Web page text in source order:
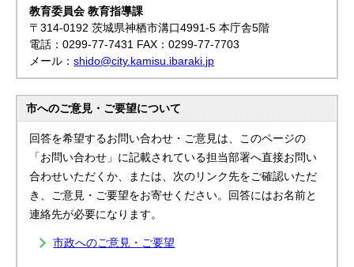
教育委員会 教育指導課
〒314-0192 茨城県神栖市溝口4991-5 本庁舎5階
電話：0299-77-7431 FAX：0299-77-7703
メール：shido@city.kamisu.ibaraki.jp
市へのご意見・ご要望について
回答を希望するお問い合わせ・ご意見は、このページの
「お問い合わせ」に記載されている担当部署へ直接お問い
合わせいただくか、または、次のリンク先をご確認いただ
き、ご意見・ご要望をお寄せください。回答にはお名前と
連絡先が必要になります。
市政へのご意見・ご要望